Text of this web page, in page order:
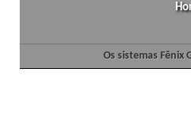
Os sistemas